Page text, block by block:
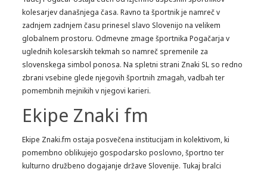
kolesarjev današnjega časa. Ravno ta športnik je namreč v
zadnjem zadnjem času prinesel slavo Slovenijo na velikem
globalnem prostoru. Odmevne zmage športnika Pogačarja v
uglednih kolesarskih tekmah so namreč spremenile za
slovenskega simbol ponosa. Na spletni strani Znaki SL so redno
zbrani vsebine glede njegovih športnih zmagah, vadbah ter
pomembnih mejnikih v njegovi karieri.
Ekipe Znaki fm
Ekipe Znaki.fm ostaja posvečena institucijam in kolektivom, ki
pomembno oblikujejo gospodarsko poslovno, športno ter
kulturno družbeno dogajanje države Slovenije. Tukaj bralci